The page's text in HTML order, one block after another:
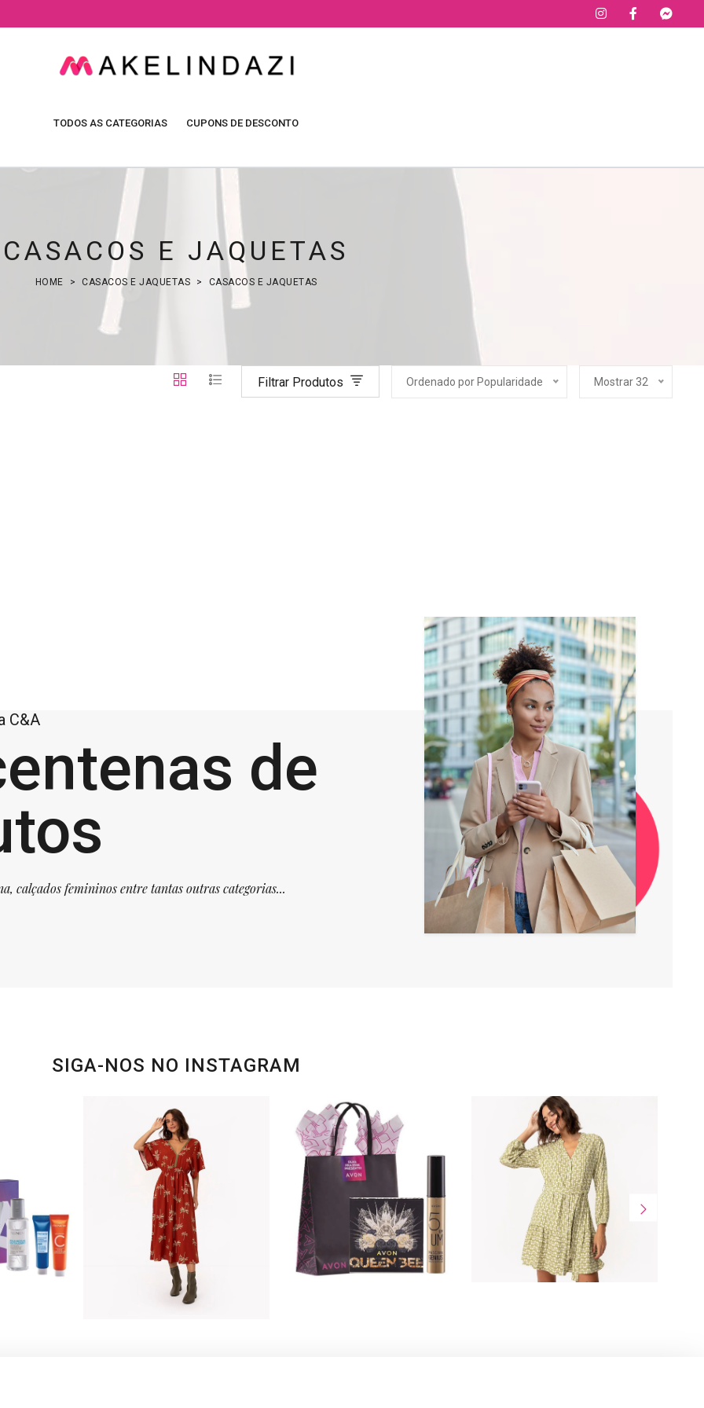
TODOS AS CATEGORIAS CUPONS DE DESCONTO
CASACOS E JAQUETAS
HOME CASACOS E JAQUETAS CASACOS E JAQUETAS
Filtrar Produtos Ordenado por Popularidade Mostrar 32
C&A
de
calçados femininos entre tantas outras categorias...
SIGA-NOS NO INSTAGRAM